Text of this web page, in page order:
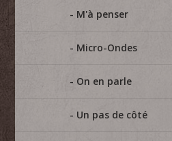
M'à penser
Micro-Ondes
On en parle
Un pas de côté